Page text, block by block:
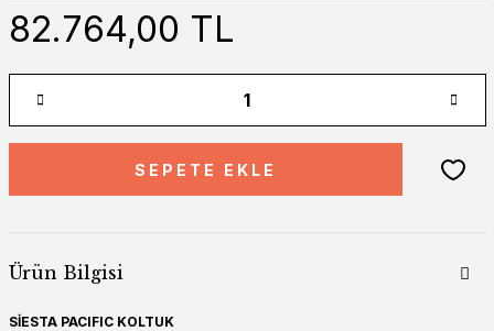
82.764,00 TL
SEPETE EKLE
Ürün Bilgisi
SİESTA PACIFIC KOLTUK